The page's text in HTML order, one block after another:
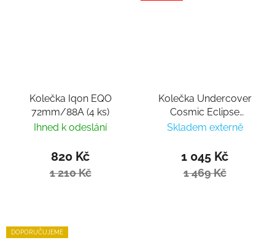
Kolečka Iqon EQO
72mm/88A (4 ks)
Ihned k odeslání
820 Kč
1 210 Kč
Kolečka Undercover
Cosmic Eclipse
72mm/86a (4ks)
Skladem externě
1 045 Kč
1 469 Kč
DOPORUČUJEME